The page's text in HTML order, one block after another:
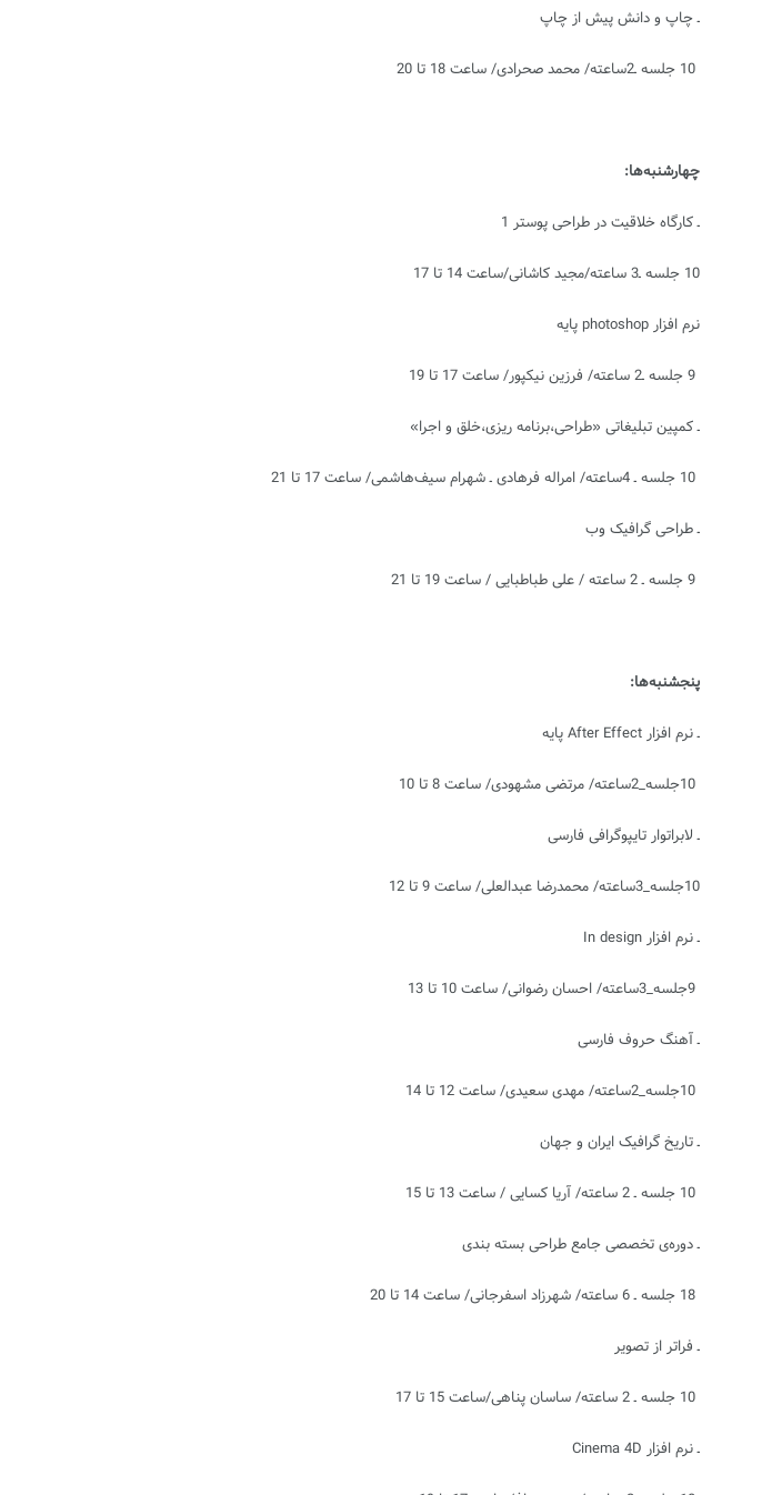
ـ چاپ و دانش پیش از چاپ
چهارشنبه‌‌‏ها:
ـ کارگاه خلاقیت در طراحی پوستر 1
10 جلسه ـ3 ساعته/مجید کاشانی/ساعت 14 تا 17
نرم افزارphotoshop پایه
ـ کمپین تبلیغاتی «طراحی،برنامه ریزی،خلق و اجرا»
ـ طراحی گرافیک وب
پنج‏شنبه‌‏‌ها:
ـ نرم افزارAfter Effectپایه
ـ لابراتوار تایپوگرافی فارسی
10جلسه_3‏ساعته/ محمدرضا عبدالعلی/ ساعت 9 تا 12
ـ نرم افزارIn design
ـ آهنگ حروف فارسی
ـ تاریخ گرافیک ایران و جهان
ـ دوره‏‌‌‌ی تخصصی جامع طراحی بسته بندی
ـ فراتر از تصویر
ـ نرم افزار Cinema 4D